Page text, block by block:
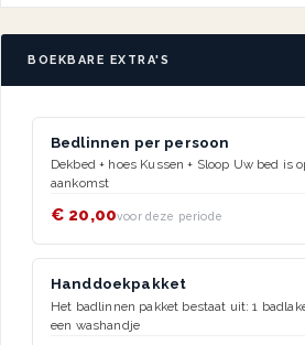
BOEKBARE EXTRA'S
Bedlinnen per persoon
Dekbed + hoes Kussen + Sloop Uw bed is
aankomst
€ 20,00voor deze periode
Handdoekpakket
Het badlinnen pakket bestaat uit: 1
een washandje